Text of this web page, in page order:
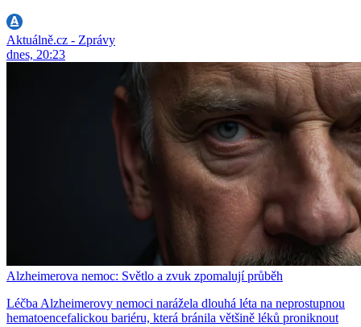
Aktuálně.cz - Zprávy
dnes, 20:23
Alzheimerova nemoc: Světlo a zvuk zpomalují průběh
Léčba Alzheimerovy nemoci narážela dlouhá léta na neprostupnou
hematoencefalickou bariéru, která bránila většině léků proniknout